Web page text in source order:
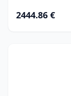
2444.86 €